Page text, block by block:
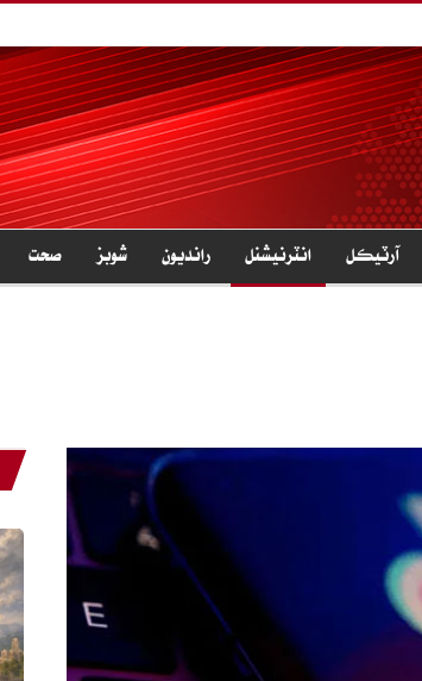
آرٽيڪل انٽرنيشنل رانديون شوبز صحت